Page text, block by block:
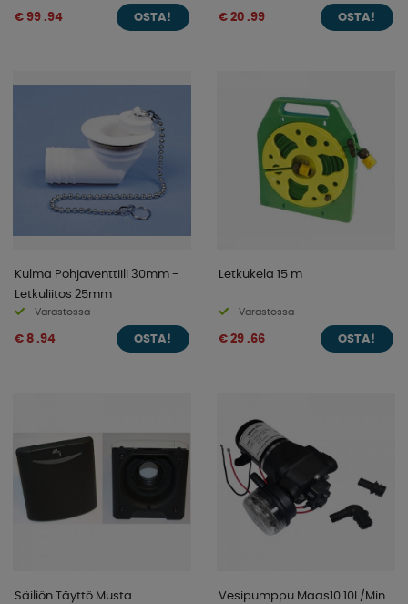
€ 99 .94 OSTA! € 20 .99 OSTA!
Kulma Pohjaventtiili 30mm -
Letkuliitos 25mm
Varastossa
€ 8 .94 OSTA!
Letkukela 15 m
Varastossa
€ 29 .66 OSTA!
Säiliön Täyttö Musta
Vesipumppu Maas10 10L/Min